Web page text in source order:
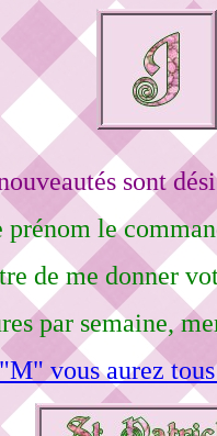
sont
prénom le
de me donner
par semaine,
vous aurez